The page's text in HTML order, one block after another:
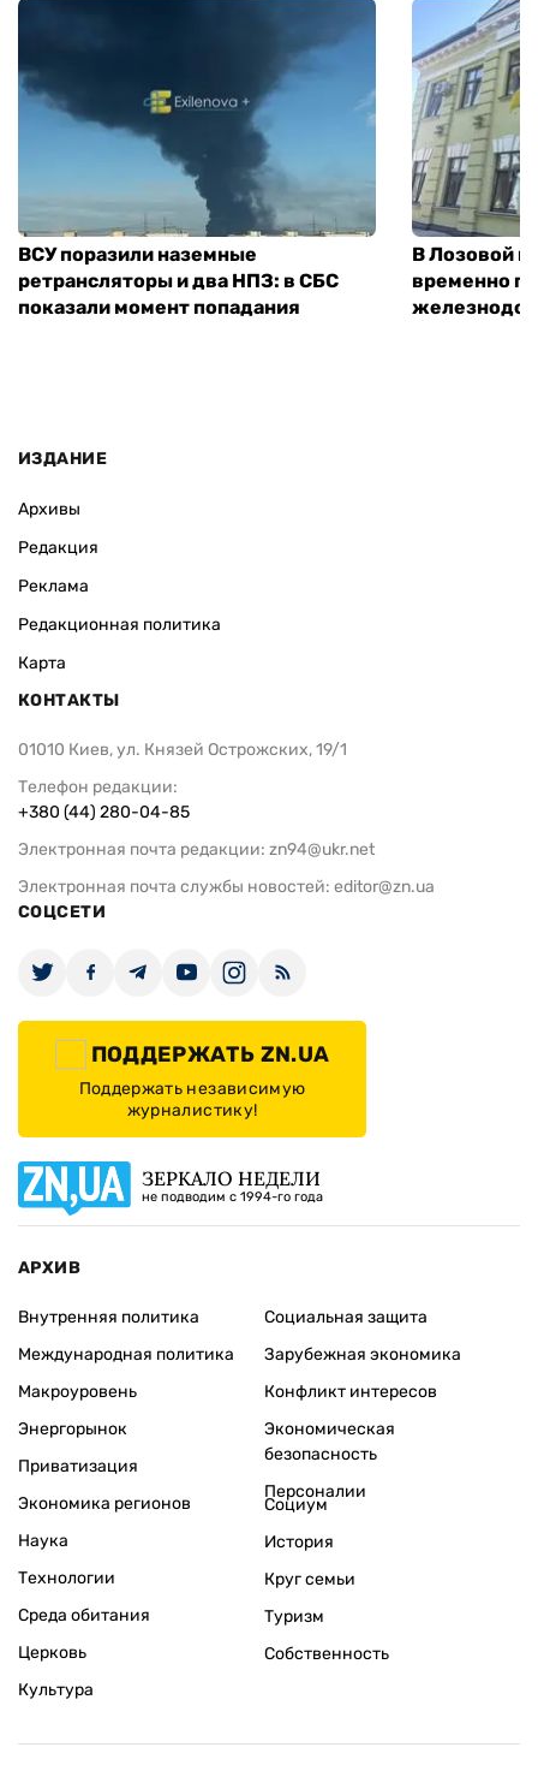
ВСУ поразили наземные
ретрансляторы и два НПЗ: в СБС
показали момент попадания
В Лозовой
временно
ИЗДАНИЕ
Архивы
Редакция
Реклама
Редакционная политика
Карта
КОНТАКТЫ
01010 Киев, ул. Князей Острожских, 19/1
Телефон редакции:
+380 (44) 280-04-85
Электронная почта редакции: zn94@ukr.net
Электронная почта службы новостей: editor@zn.ua
СОЦСЕТИ
ПОДДЕРЖАТЬ ZN.UA
Поддержать независимую
журналистику!
ЗЕРКАЛО НЕДЕЛИ
не подводим с 1994-го года
АРХИВ
Внутренняя политика
Международная политика
Макроуровень
Энергорынок
Приватизация
Экономика регионов
Социальная защита
Зарубежная экономика
Конфликт интересов
Экономическая
безопасность
Персоналии
Наука
Технологии
Среда обитания
Церковь
Культура
Социум
История
Круг семьи
Туризм
Собственность